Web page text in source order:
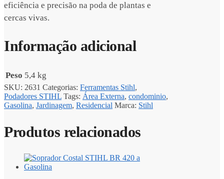
eficiência e precisão na poda de plantas e
cercas vivas.
Informação adicional
Peso 5,4 kg
SKU: 2631 Categorias: Ferramentas Stihl,
Podadores STIHL Tags: Área Externa, condominio,
Gasolina, Jardinagem, Residencial Marca: Stihl
Produtos relacionados